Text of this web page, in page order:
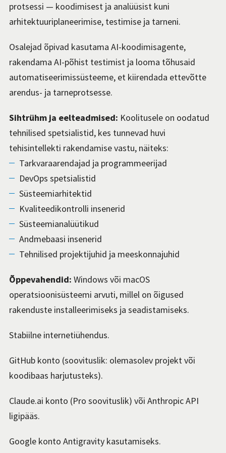
protsessi — koodimisest ja analüüsist kuni
arhitektuuriplaneerimise, testimise ja tarneni.
Osalejad õpivad kasutama AI-koodimisagente,
rakendama AI-põhist testimist ja looma tõhusaid
automatiseerimissüsteeme, et kiirendada ettevõtte
arendus- ja tarneprotsesse.
Sihtrühm ja eelteadmised: Koolitusele on oodatud
tehnilised spetsialistid, kes tunnevad huvi
tehisintellekti rakendamise vastu, näiteks:
Tarkvaraarendajad ja programmeerijad
DevOps spetsialistid
Süsteemiarhitektid
Kvaliteedikontrolli insenerid
Süsteemianalüütikud
Andmebaasi insenerid
Tehnilised projektijuhid ja meeskonnajuhid
Õppevahendid: Windows või macOS
operatsioonisüsteemi arvuti, millel on õigused
rakenduste installeerimiseks ja seadistamiseks.
Stabiilne internetiühendus.
GitHub konto (soovituslik: olemasolev projekt või
koodibaas harjutusteks).
Claude.ai konto (Pro soovituslik) või Anthropic API
ligipääs.
Google konto Antigravity kasutamiseks.